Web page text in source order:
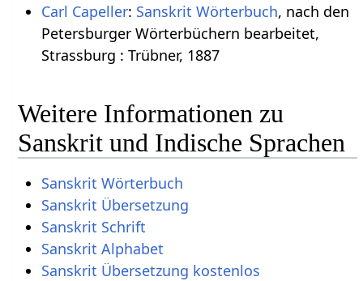
Carl Capeller: Sanskrit Wörterbuch, nach den
Petersburger Wörterbüchern bearbeitet,
Strassburg : Trübner, 1887
Weitere Informationen zu
Sanskrit und Indische Sprachen
Sanskrit Wörterbuch
Sanskrit Übersetzung
Sanskrit Schrift
Sanskrit Alphabet
Sanskrit Übersetzung kostenlos